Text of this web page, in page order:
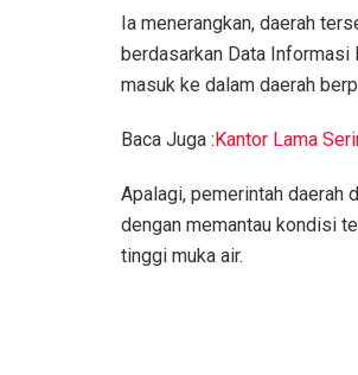
Ia menerangkan, daerah
berdasarkan Data Informasi
masuk ke dalam daerah
Baca Juga :Kantor Lama
Apalagi, pemerintah daerah
dengan memantau kondisi
tinggi muka air.